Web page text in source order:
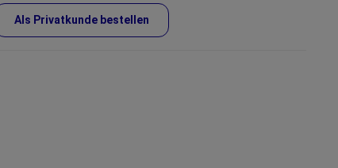
Als Privatkunde bestellen